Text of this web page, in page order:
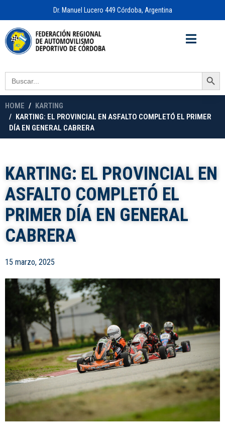
Dr. Manuel Lucero 449 Córdoba, Argentina
Search
for:
Search Button
HOME
KARTING
KARTING: EL PROVINCIAL EN ASFALTO COMPLETÓ EL PRIMER
DÍA EN GENERAL CABRERA
KARTING: EL PROVINCIAL EN
ASFALTO COMPLETÓ EL
PRIMER DÍA EN GENERAL
CABRERA
15 marzo, 2025